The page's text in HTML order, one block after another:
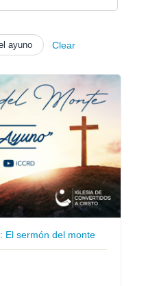
ayuno Clear
El sermón del monte